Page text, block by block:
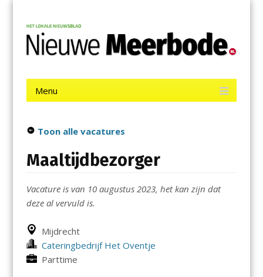
contentNieuwe Meerbode
Menu
Toon alle vacatures
Maaltijdbezorger
Vacature is van 10 augustus 2023, het kan zijn dat
deze al vervuld is.
Mijdrecht
Cateringbedrijf Het Oventje
Parttime